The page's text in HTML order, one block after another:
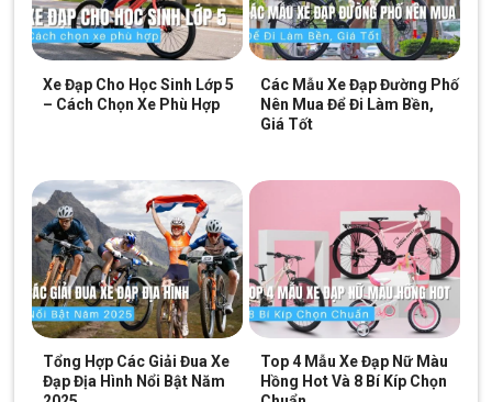
một hãng xe chất lượng cao nhưng giá thành lại rất phải chăng,
hợp lý.
Những Đặt Điểm Nổi Trội Của Xe Đạp Địa Hình
Xaming 24 Inch
trong mình DNA của dòng xe đạp địa hình.
Xe Đạp Địa Hình
Xaming 24 Inchcó cho mình một ngoại hình rất hầm hố và thu
hút ánh nhìn.
Với thiết kế cực ngầu và sở hữu nhiều màu sắc đa dạng thìXe
Đạp Địa Hình Xaming 24 Inchrất thích hợp cho các bạn trẻ
có tính cách năng động, thích khám phá và yêu thích những bộ
môn thể thao phiêu lưu như Xe đạp địa hình.
Xe Đạp Cho Học Sinh Lớp 5
– Cách Chọn Xe Phù Hợp
Các Mẫu Xe Đạp Đường Phố
Nên Mua Để Đi Làm Bền,
Giá Tốt
Tổng Hợp Các Giải Đua Xe
Đạp Địa Hình Nổi Bật Năm
Top 4 Mẫu Xe Đạp Nữ Màu
Hồng Hot Và 8 Bí Kíp Chọn